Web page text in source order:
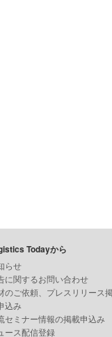
Todayから
らせ
に関するお問い合わせ
のご依頼、プレスリリース
込み
セミナー情報の掲載申込み
ース配信登録